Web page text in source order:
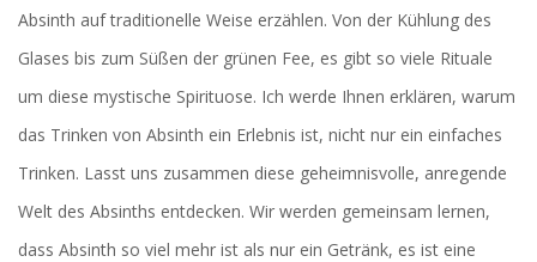
Absinth auf traditionelle Weise erzählen. Von der Kühlung des
Glases bis zum Süßen der grünen Fee, es gibt so viele Rituale
um diese mystische Spirituose. Ich werde Ihnen erklären, warum
das Trinken von Absinth ein Erlebnis ist, nicht nur ein einfaches
Trinken. Lasst uns zusammen diese geheimnisvolle, anregende
Welt des Absinths entdecken. Wir werden gemeinsam lernen,
dass Absinth so viel mehr ist als nur ein Getränk, es ist eine